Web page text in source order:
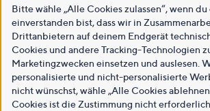
Bitte wähle „Alle Cookies zulassen“, wenn
einverstanden bist, dass wir in
Drittanbietern auf deinem Endgerät
Cookies und andere Tracking-Technologien
Marketingzwecken einsetzen und auslesen.
personalisierte und nicht-personalisierte
nicht wünschst, wähle „Alle Cookies
Cookies ist die Zustimmung nicht